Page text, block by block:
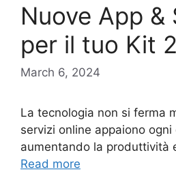
Nuove App &
per il tuo Kit
March 6, 2024
La tecnologia non si ferma
servizi online appaiono ogni
aumentando la produttività
Read more